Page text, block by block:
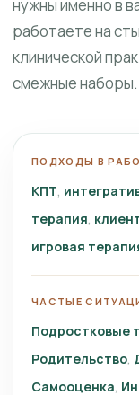
нужны именно в
работаете на
клинической
смежные наборы.
ПОДХОДЫ В
КПТ
терапия
игровая
ЧАСТЫЕ
Подростковые
Родительство
Самооценка